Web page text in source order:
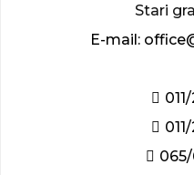
Stari
E-mail: